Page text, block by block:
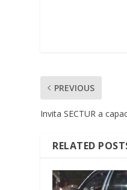
PREVIOUS
Invita SECTUR a
RELATED